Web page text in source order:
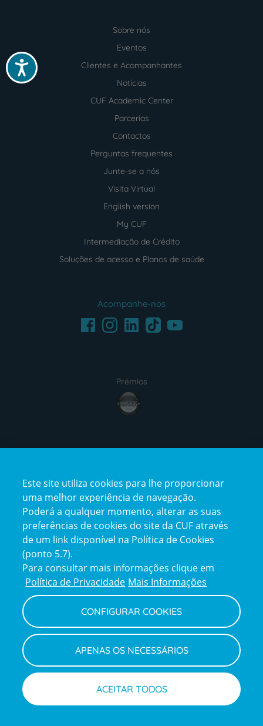
Acessibilidade
Sobre nós
Eventos
Clientes e Acompanhantes
Notícias
CUF Academic Center
Parcerias
Contactos
Perguntas frequentes
Junte-se a nós
Visita Virtual
English version
My CUF
Intermediação de Crédito
Soluções de acesso e Planos de saúde
Acompanhe-nos
FacebookInstagramLinkedInTikTokYoutube
Prémios
award4
certification2certification3
Reclamações
e
elogios
Policy
Política de Privacidade e Cookies
Termos e Condições
Declaração de Acessibilidade
Canal de Denúncias
Informações legais
Este site utiliza cookies para lhe proporcionar
uma melhor experiência de navegação.
Poderá a qualquer momento, alterar as suas
preferências de cookies do site da CUF através
de um link disponível na Política de Cookies
(ponto 5.7).
Para consultar mais informações clique em
Política de Privacidade Mais Informações
CONFIGURAR COOKIES
APENAS OS NECESSÁRIOS
ACEITAR TODOS